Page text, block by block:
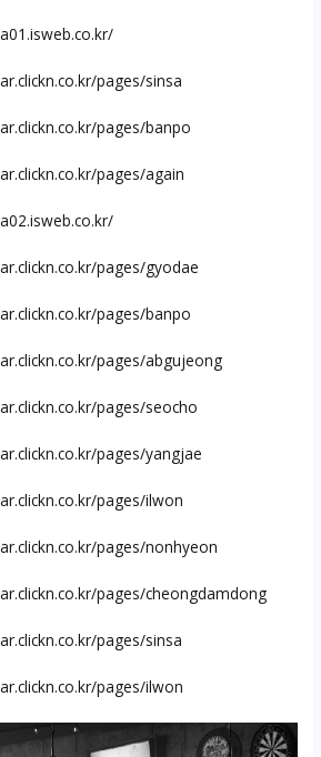
pages/sinsa
pages/banpo
pages/again
pages/gyodae
pages/banpo
pages/abgujeong
pages/seocho
pages/yangjae
pages/ilwon
pages/nonhyeon
pages/cheongdamdong
pages/sinsa
pages/ilwon